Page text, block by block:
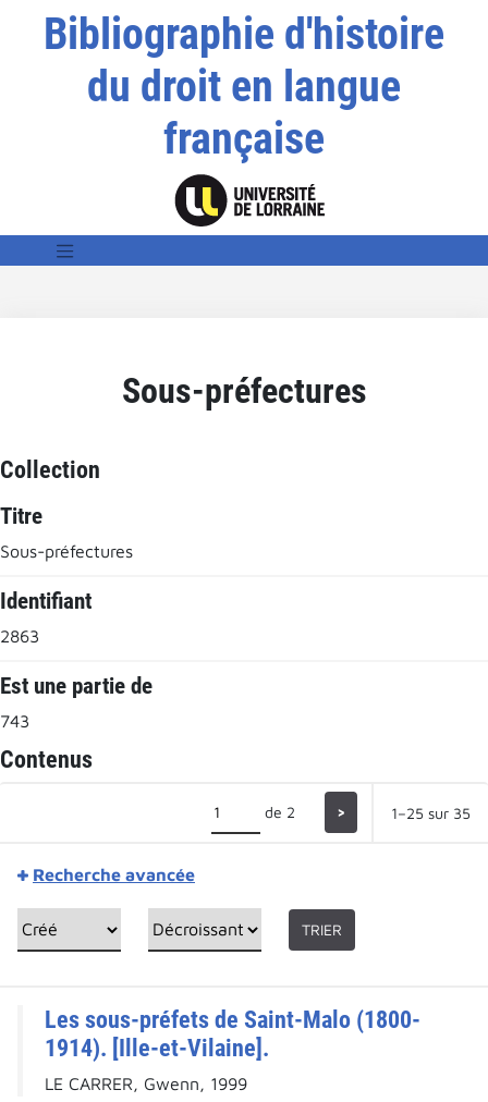
Bibliographie d'histoire
du droit en langue
française
Sous-préfectures
Collection
Titre
Sous-préfectures
Identifiant
2863
Est une partie de
743
Contenus
de 2 > 1–25 sur 35
Recherche avancée
TRIER
Les sous-préfets de Saint-Malo (1800-
1914). [Ille-et-Vilaine].
LE CARRER, Gwenn, 1999